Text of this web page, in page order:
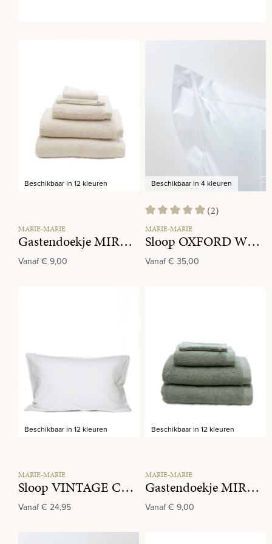
Beschikbaar in 12 kleuren
MARIE-MARIE
Gastendoekje MIRACLE 004 Cream
Vanaf€ 9,00
Beschikbaar in 4 kleuren
Gemiddelde waardering van 5
(2)
MARIE-MARIE
Sloop OXFORD White
Vanaf€ 35,00
Beschikbaar in 12 kleuren
MARIE-MARIE
Sloop VINTAGE COTTON White Snow
Vanaf€ 24,95
Beschikbaar in 12 kleuren
MARIE-MARIE
Gastendoekje MIRACLE 025 Olive
Vanaf€ 9,00